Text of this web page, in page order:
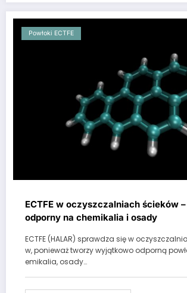
Powłoki ECTFE
ECTFE w oczyszczalniach ścieków –
odporny na chemikalia i osady
ECTFE (HALAR) sprawdza się w
w, ponieważ tworzy wyjątkowo odporną
emikalia, osady…